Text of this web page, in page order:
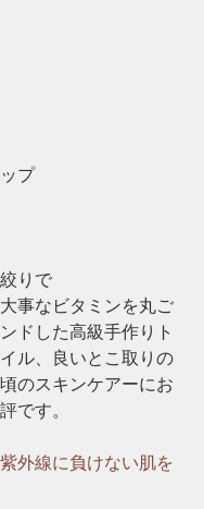
プ
りで
事なビタミンを丸ご
ドした高級手作りト
ル、良いとこ取りの
のスキンケアーにお
です。
外線に負けない肌を